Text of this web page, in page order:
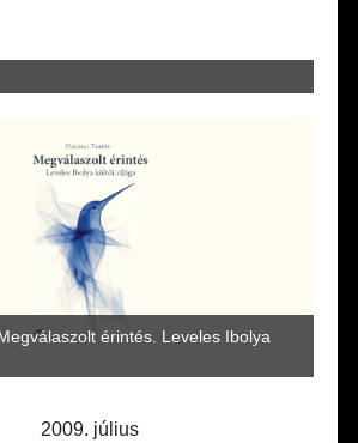
érintés. Leveles Ibolya
2009. július